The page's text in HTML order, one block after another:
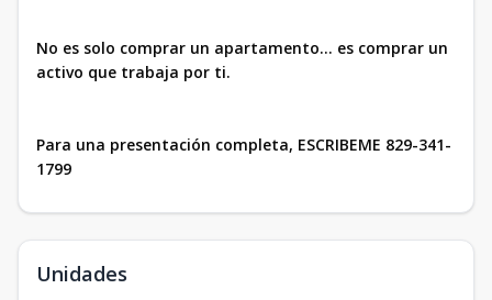
No es solo comprar un apartamento… es comprar un
activo que trabaja por ti.
Para una presentación completa, ESCRIBEME 829-341-
1799
Unidades